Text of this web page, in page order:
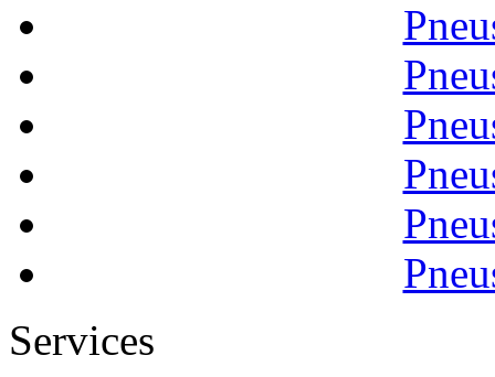
Services